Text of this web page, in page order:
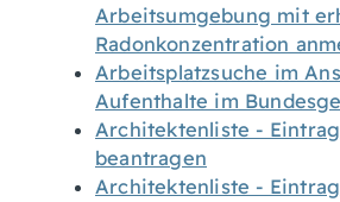
Arbeitsumgebung mit
Radonkonzentration
Arbeitsplatzsuche im
Aufenthalte im
Architektenliste -
beantragen
Architektenliste -